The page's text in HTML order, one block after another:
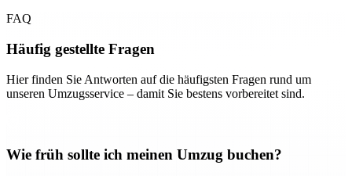
FAQ
Häufig gestellte Fragen
Hier finden Sie Antworten auf die häufigsten Fragen rund um
unseren Umzugsservice – damit Sie bestens vorbereitet sind.
Wie früh sollte ich meinen Umzug buchen?